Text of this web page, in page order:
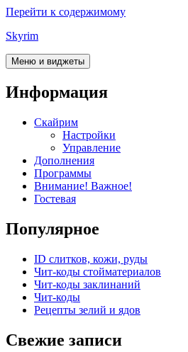
Перейти к содержимому
Skyrim
Меню и виджеты
Информация
Скайрим
Настройки
Управление
Дополнения
Программы
Внимание! Важное!
Гостевая
Популярное
ID слитков, кожи, руды
Чит-коды стойматериалов
Чит-коды заклинаний
Чит-коды
Рецепты зелий и ядов
Свежие записи